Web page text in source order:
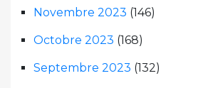
Novembre 2023 (146)
Octobre 2023 (168)
Septembre 2023 (132)